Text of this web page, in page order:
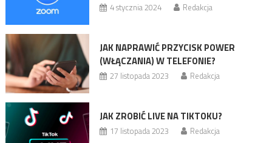
4 stycznia 2024 Redakcja
JAK NAPRAWIĆ PRZYCISK POWER
(WŁĄCZANIA) W TELEFONIE?
27 listopada 2023 Redakcja
JAK ZROBIĆ LIVE NA TIKTOKU?
17 listopada 2023 Redakcja